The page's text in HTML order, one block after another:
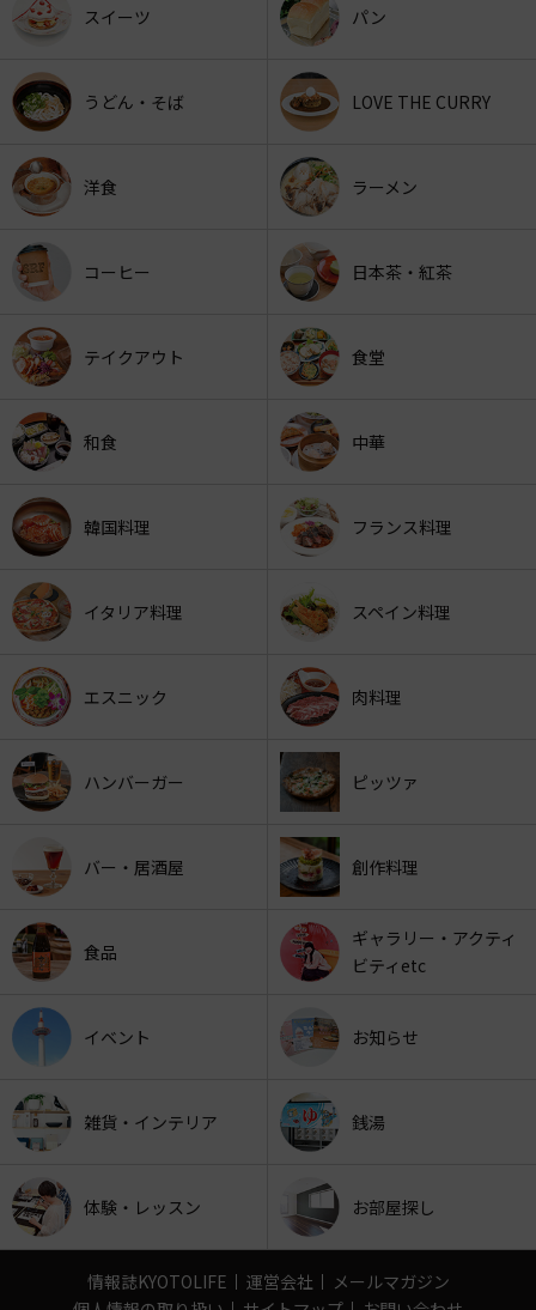
スイーツ パン
うどん・そば LOVE THE CURRY
洋食 ラーメン
コーヒー 日本茶・紅茶
テイクアウト 食堂
和食 中華
韓国料理 フランス料理
イタリア料理 スペイン料理
エスニック 肉料理
ハンバーガー ピッツァ
バー・居酒屋 創作料理
食品
ギャラリー・アクティ
ビティetc
イベント お知らせ
雑貨・インテリア 銭湯
体験・レッスン お部屋探し
情報誌KYOTOLIFE 運営会社
メールマガジン